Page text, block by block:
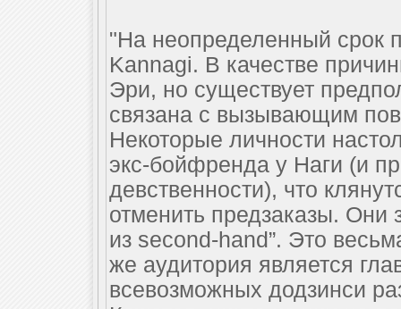
"На неопределенный срок
Kannagi. В качестве
Эри, но существует
связана с вызывающим
Некоторые личности
экс-бойфренда у Наги (и
девственности), что
отменить предзаказы. Они
из second-hand”. Это
же аудитория является
всевозможных додзинси